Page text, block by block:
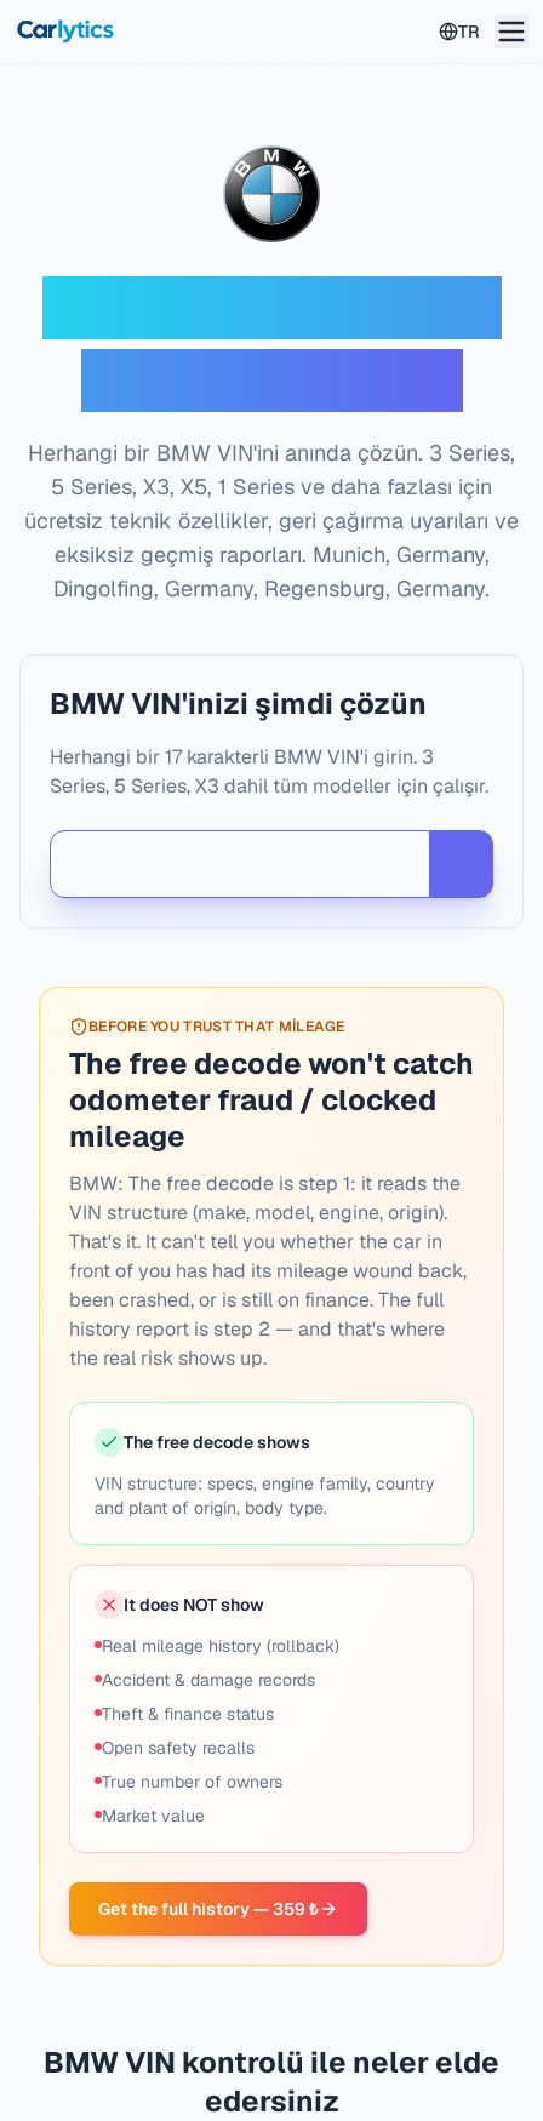
TR
Herhangi bir BMW VIN'ini anında çözün. 3 Series,
5 Series, X3, X5, 1 Series ve daha fazlası için
ücretsiz teknik özellikler, geri çağırma uyarıları ve
eksiksiz geçmiş raporları. Munich, Germany,
Dingolfing, Germany, Regensburg, Germany.
BMW VIN'inizi şimdi çözün
Herhangi bir 17 karakterli BMW VIN'i girin. 3
Series, 5 Series, X3 dahil tüm modeller için çalışır.
BEFORE YOU TRUST THAT MILEAGE
The free decode won't catch
odometer fraud / clocked
mileage
BMW: The free decode is step 1: it reads the
VIN structure (make, model, engine, origin).
That's it. It can't tell you whether the car in
front of you has had its mileage wound back,
been crashed, or is still on finance. The full
history report is step 2 — and that's where
the real risk shows up.
The free decode shows
VIN structure: specs, engine family, country
and plant of origin, body type.
It does NOT show
Real mileage history (rollback)
Accident & damage records
Theft & finance status
Open safety recalls
True number of owners
Market value
Get the full history — 359 ₺
BMW VIN kontrolü ile neler elde
edersiniz